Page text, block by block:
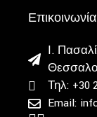
Επικοινωνία
Ι.
Τηλ: +30
Email: